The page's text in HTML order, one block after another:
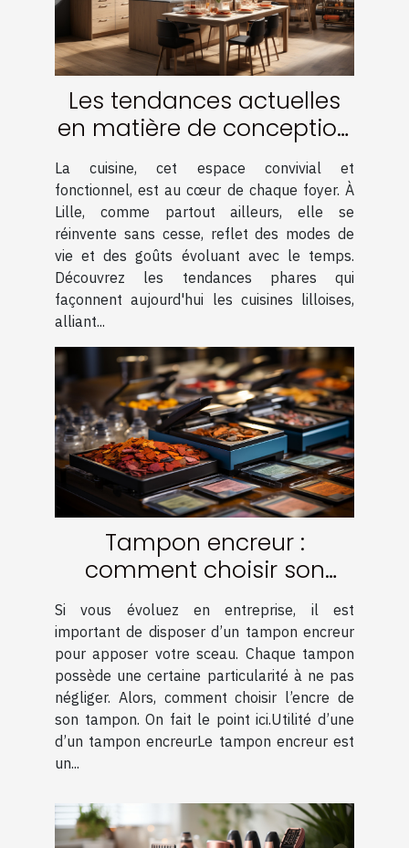
Les tendances actuelles
en matière de conception
de cuisine à Lille
La cuisine, cet espace convivial et
fonctionnel, est au cœur de chaque foyer. À
Lille, comme partout ailleurs, elle se
réinvente sans cesse, reflet des modes de
vie et des goûts évoluant avec le temps.
Découvrez les tendances phares qui
façonnent aujourd'hui les cuisines lilloises,
alliant...
Tampon encreur :
comment choisir son
encre ?
Si vous évoluez en entreprise, il est
important de disposer d’un tampon encreur
pour apposer votre sceau. Chaque tampon
possède une certaine particularité à ne pas
négliger. Alors, comment choisir l’encre de
son tampon. On fait le point ici.Utilité d’une
d’un tampon encreurLe tampon encreur est
un...